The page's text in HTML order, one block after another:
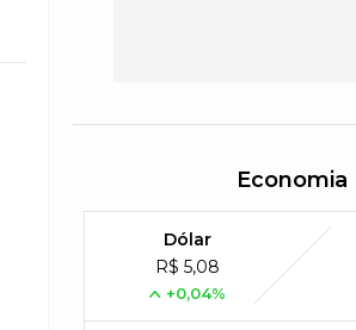
Economia
Dólar
R$ 5,08
+0,04%